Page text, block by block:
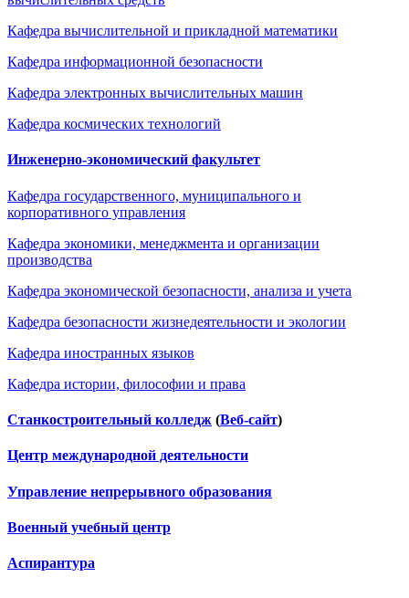
Кафедра вычислительной и прикладной математики
Кафедра информационной безопасности
Кафедра электронных вычислительных машин
Кафедра космических технологий
Инженерно-экономический факультет
Кафедра государственного, муниципального и
корпоративного управления
Кафедра экономики, менеджмента и организации
производства
Кафедра экономической безопасности, анализа и учета
Кафедра безопасности жизнедеятельности и экологии
Кафедра иностранных языков
Кафедра истории, философии и права
Станкостроительный колледж (Веб-сайт)
Центр международной деятельности
Управление непрерывного образования
Военный учебный центр
Аспирантура